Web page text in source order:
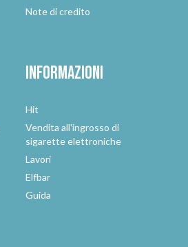
Note di credito
Informazioni
Hit
Vendita all'ingrosso di
sigarette elettroniche
Lavori
Elfbar
Guida